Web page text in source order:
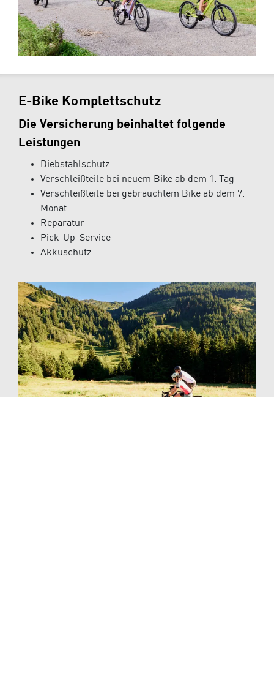
E-Bike Komplettschutz
Die Versicherung beinhaltet folgende
Leistungen
Diebstahlschutz
Verschleißteile bei neuem Bike ab dem 1. Tag
Verschleißteile bei gebrauchtem Bike ab dem 7.
Monat
Reparatur
Pick-Up-Service
Akkuschutz